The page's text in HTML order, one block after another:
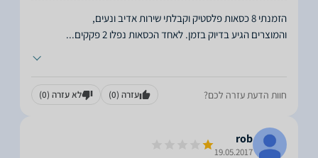
והמוצרים הגיע בדיוק בזמן. לאחד הכסאות נפלו 2 פקקים
...
חוות הדעת עזרה לכם? עזרה (0) לא עזרה (0)
rob
19.05.2017